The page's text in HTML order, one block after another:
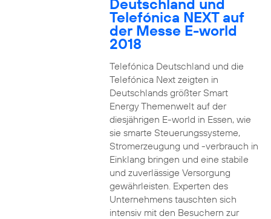
Deutschland und
Telefónica NEXT auf
der Messe E-world
2018
Telefónica Deutschland und die
Telefónica Next zeigten in
Deutschlands größter Smart
Energy Themenwelt auf der
diesjährigen E-world in Essen, wie
sie smarte Steuerungssysteme,
Stromerzeugung und -verbrauch in
Einklang bringen und eine stabile
und zuverlässige Versorgung
gewährleisten. Experten des
Unternehmens tauschten sich
intensiv mit den Besuchern zur